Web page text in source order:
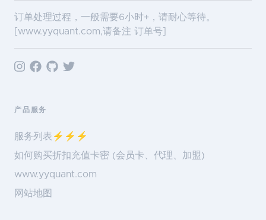
订单处理过程，一般需要6小时+，请耐心等待。
www.yyquant.com,请备注 订单号]
产品服务
服务列表⚡️⚡️⚡️
如何购买折扣充值卡密 (会员卡、代理、加盟)
www.yyquant.com
网站地图